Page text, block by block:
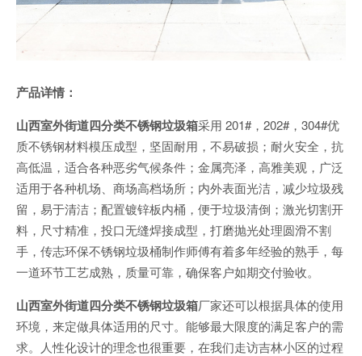
产品详情：
山西室外街道四分类不锈钢垃圾箱采用 201#，202#，304#优
质不锈钢材料模压成型，坚固耐用，不易破损；耐火安全，抗
高低温，适合各种恶劣气候条件；金属亮泽，高雅美观，广泛
适用于各种机场、商场高档场所；内外表面光洁，减少垃圾残
留，易于清洁；配置镀锌板内桶，便于垃圾清倒；激光切割开
料，尺寸精准，投口无缝焊接成型，打磨抛光处理圆滑不割
手，传志环保不锈钢垃圾桶制作师傅有着多年经验的熟手，每
一道环节工艺成熟，质量可靠，确保客户如期交付验收。
山西室外街道四分类不锈钢垃圾箱厂家还可以根据具体的使用
环境，来定做具体适用的尺寸。能够最大限度的满足客户的需
求。人性化设计的理念也很重要，在我们走访吉林小区的过程